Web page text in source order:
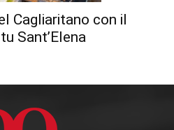
Cagliaritano con il
Sant’Elena